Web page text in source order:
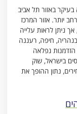
באזור תל אביב
יותר. אזור המרכז
אך ניתן לראות עלייה
חיפה, רעננה
נפלאה
בישראל, שוק
נתון ההופך את